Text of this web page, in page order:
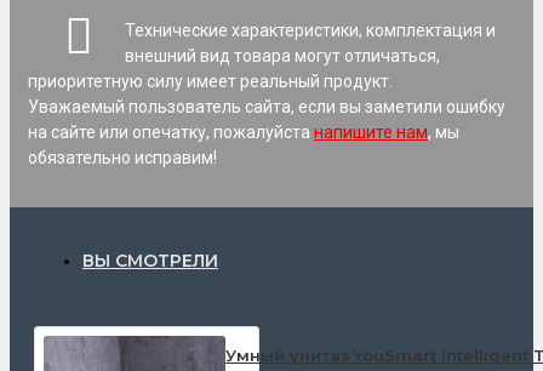
Технические характеристики, комплектация и
внешний вид товара могут отличаться,
приоритетную силу имеет реальный продукт.
Уважаемый пользователь сайта, если вы заметили ошибку
на сайте или опечатку, пожалуйста напишите нам, мы
обязательно исправим!
ВЫ СМОТРЕЛИ
Умный унитаз YouSmart Intelligent